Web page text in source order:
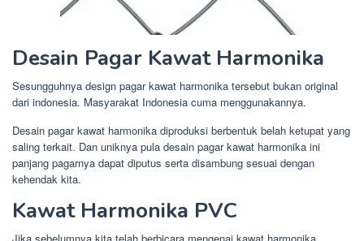
Desain Pagar Kawat Harmonika
Sesungguhnya design pagar kawat harmonika tersebut bukan original
dari indonesia. Masyarakat Indonesia cuma menggunakannya.
Desain pagar kawat harmonika diproduksi berbentuk belah ketupat yang
saling terkait. Dan uniknya pula desain pagar kawat harmonika ini
panjang pagarnya dapat diputus serta disambung sesuai dengan
kehendak kita.
Kawat Harmonika PVC